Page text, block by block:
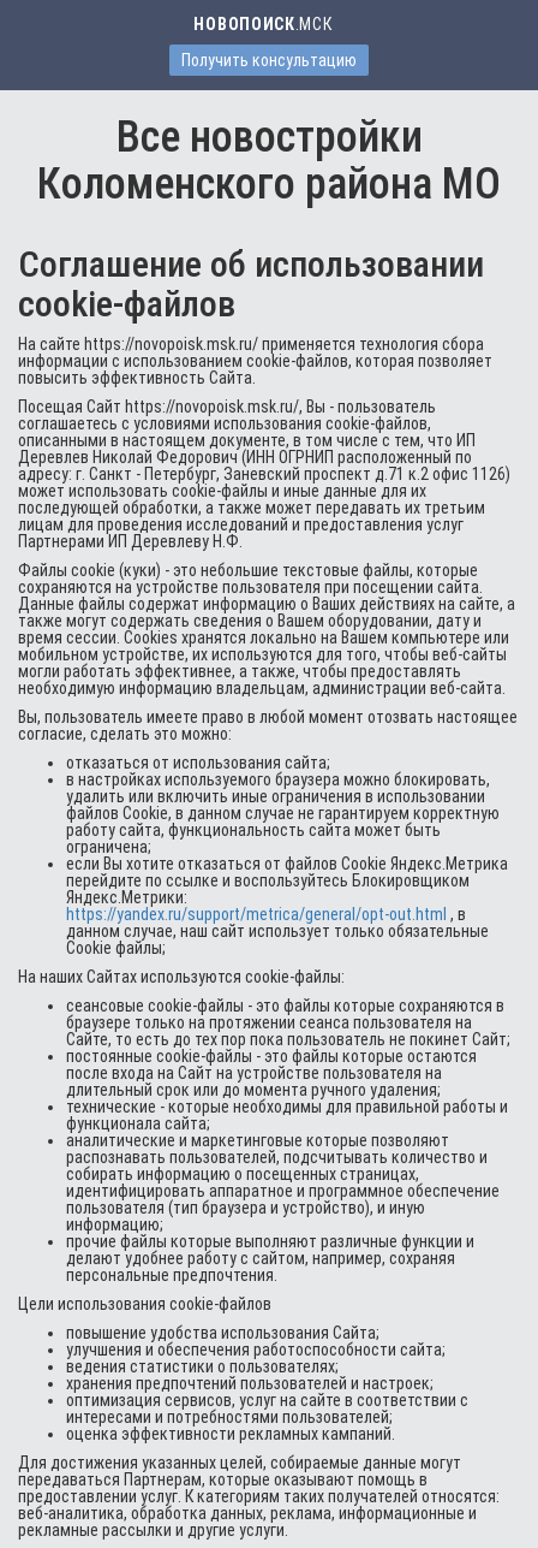
НОВОПОИСК .МСК
Получить консультацию
Все новостройки
Коломенского района МО
Соглашение об использовании
cookie-файлов
На сайте https://novopoisk.msk.ru/ применяется технология сбора
информации с использованием cookie-файлов, которая позволяет
повысить эффективность Сайта.
Посещая Сайт https://novopoisk.msk.ru/, Вы - пользователь
соглашаетесь с условиями использования cookie-файлов,
описанными в настоящем документе, в том числе с тем, что ИП
Деревлев Николай Федорович (ИНН ОГРНИП расположенный по
адресу: г. Санкт - Петербург, Заневский проспект д.71 к.2 офис 1126)
может использовать cookie-файлы и иные данные для их
последующей обработки, а также может передавать их третьим
лицам для проведения исследований и предоставления услуг
Партнерами ИП Деревлеву Н.Ф.
Файлы cookie (куки) - это небольшие текстовые файлы, которые
сохраняются на устройстве пользователя при посещении сайта.
Данные файлы содержат информацию о Ваших действиях на сайте, а
также могут содержать сведения о Вашем оборудовании, дату и
время сессии. Cookies хранятся локально на Вашем компьютере или
мобильном устройстве, их используются для того, чтобы веб-сайты
могли работать эффективнее, а также, чтобы предоставлять
необходимую информацию владельцам, администрации веб-сайта.
Вы, пользователь имеете право в любой момент отозвать настоящее
согласие, сделать это можно:
отказаться от использования сайта;
в настройках используемого браузера можно блокировать,
удалить или включить иные ограничения в использовании
файлов Cookie, в данном случае не гарантируем корректную
работу сайта, функциональность сайта может быть
ограничена;
если Вы хотите отказаться от файлов Cookie Яндекс.Метрика
перейдите по ссылке и воспользуйтесь Блокировщиком
Яндекс.Метрики:
https://yandex.ru/support/metrica/general/opt-out.html , в
данном случае, наш сайт использует только обязательные
Cookie файлы;
На наших Сайтах используются cookie-файлы:
сеансовые cookie-файлы - это файлы которые сохраняются в
браузере только на протяжении сеанса пользователя на
Сайте, то есть до тех пор пока пользователь не покинет Сайт;
постоянные cookie-файлы - это файлы которые остаются
после входа на Сайт на устройстве пользователя на
длительный срок или до момента ручного удаления;
технические - которые необходимы для правильной работы и
функционала сайта;
аналитические и маркетинговые которые позволяют
распознавать пользователей, подсчитывать количество и
собирать информацию о посещенных страницах,
идентифицировать аппаратное и программное обеспечение
пользователя (тип браузера и устройство), и иную
информацию;
прочие файлы которые выполняют различные функции и
делают удобнее работу с сайтом, например, сохраняя
персональные предпочтения.
Цели использования cookie-файлов
повышение удобства использования Сайта;
улучшения и обеспечения работоспособности сайта;
ведения статистики о пользователях;
хранения предпочтений пользователей и настроек;
оптимизация сервисов, услуг на сайте в соответствии с
интересами и потребностями пользователей;
оценка эффективности рекламных кампаний.
Для достижения указанных целей, собираемые данные могут
передаваться Партнерам, которые оказывают помощь в
предоставлении услуг. К категориям таких получателей относятся:
веб-аналитика, обработка данных, реклама, информационные и
рекламные рассылки и другие услуги.